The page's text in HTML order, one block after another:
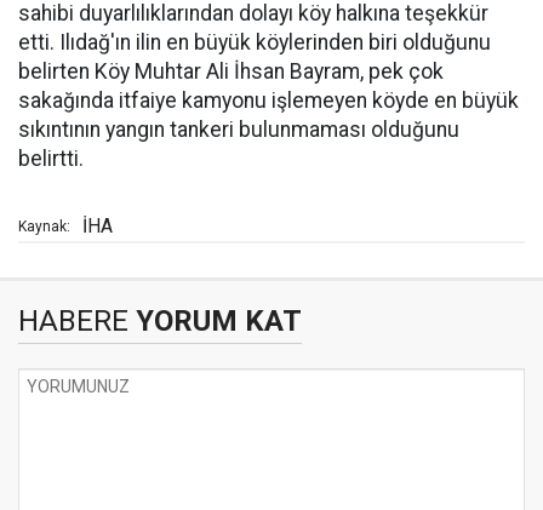
sahibi duyarlılıklarından dolayı köy halkına teşekkür
etti. Ilıdağ'ın ilin en büyük köylerinden biri olduğunu
belirten Köy Muhtar Ali İhsan Bayram, pek çok
sakağında itfaiye kamyonu işlemeyen köyde en büyük
sıkıntının yangın tankeri bulunmaması olduğunu
belirtti.
Kaynak: İHA
HABERE YORUM KAT